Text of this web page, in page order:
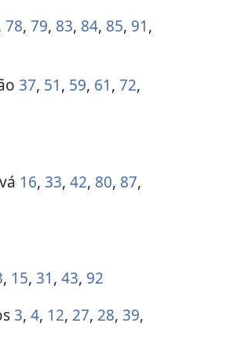
78, 79, 83, 84, 85, 91,
37, 51, 59, 61, 72,
16, 33, 42, 80, 87,
, 15, 31, 43, 92
3, 4, 12, 27, 28, 39,